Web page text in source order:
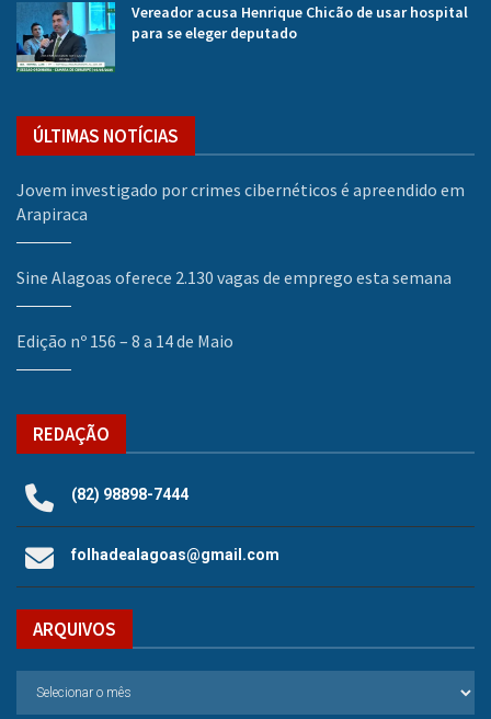
Vereador acusa Henrique Chicão de usar hospital
para se eleger deputado
ÚLTIMAS NOTÍCIAS
Jovem investigado por crimes cibernéticos é apreendido em
Arapiraca
Sine Alagoas oferece 2.130 vagas de emprego esta semana
Edição nº 156 – 8 a 14 de Maio
REDAÇÃO
(82) 98898-7444
folhadealagoas@gmail.com
ARQUIVOS